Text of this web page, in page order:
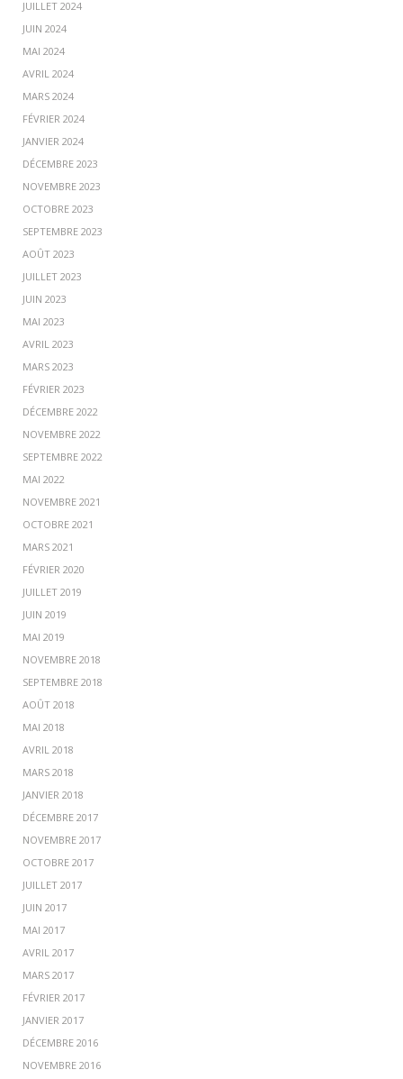
JUILLET 2024
JUIN 2024
MAI 2024
AVRIL 2024
MARS 2024
FÉVRIER 2024
JANVIER 2024
DÉCEMBRE 2023
NOVEMBRE 2023
OCTOBRE 2023
SEPTEMBRE 2023
AOÛT 2023
JUILLET 2023
JUIN 2023
MAI 2023
AVRIL 2023
MARS 2023
FÉVRIER 2023
DÉCEMBRE 2022
NOVEMBRE 2022
SEPTEMBRE 2022
MAI 2022
NOVEMBRE 2021
OCTOBRE 2021
MARS 2021
FÉVRIER 2020
JUILLET 2019
JUIN 2019
MAI 2019
NOVEMBRE 2018
SEPTEMBRE 2018
AOÛT 2018
MAI 2018
AVRIL 2018
MARS 2018
JANVIER 2018
DÉCEMBRE 2017
NOVEMBRE 2017
OCTOBRE 2017
JUILLET 2017
JUIN 2017
MAI 2017
AVRIL 2017
MARS 2017
FÉVRIER 2017
JANVIER 2017
DÉCEMBRE 2016
NOVEMBRE 2016